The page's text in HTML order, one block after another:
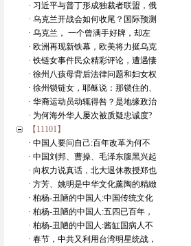
· 习近平与普丁形成独裁者联盟，俄
· 乌克兰开战会如何收尾？国际预测
· 乌克兰， 一个曾满手好牌，却左
· 欧洲再现新铁幕，欧美将力挺乌克
· 铁链女事件民众精彩评论，遭遇悽
· 徐州八孩母背后法律问题和妇女权
· 徐州锁链女，耶稣说：那锁住的、
· 华裔运动员动辄得咎？是地缘政治
· 为何海外华人屡次被质疑忠诚度?
【11101】
· 中国人要问自己:百年改革为何不
· 中国刘邦、曹操、毛泽东腹黑兴起
· 向权力说真话，北大退休教授郑也
· 方芳、姚明是中华文化薰陶的精緻
· 柏杨-丑陋的中国人:中国传统文化
· 柏杨-丑陋的中国人:五四已百年，
· 柏杨-丑陋的中国人:酱缸国病人不
· 春节，中共又利用台湾明星统战，